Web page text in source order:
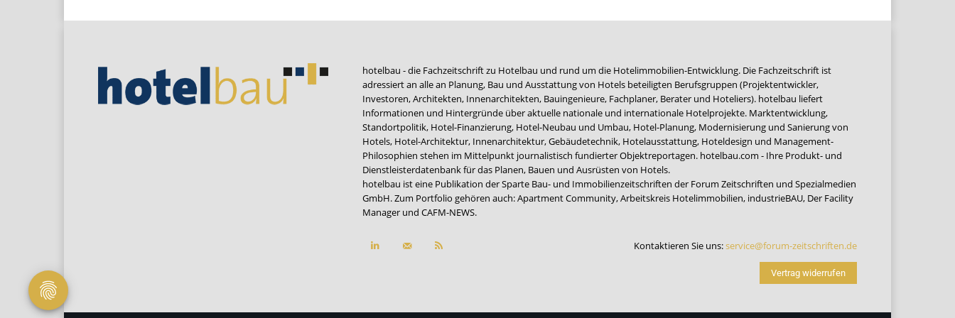
hotelbau - die Fachzeitschrift zu Hotelbau und rund um die Hotelimmobilien-Entwicklung. Die Fachzeitschrift ist
adressiert an alle an Planung, Bau und Ausstattung von Hotels beteiligten Berufsgruppen (Projektentwickler,
Investoren, Architekten, Innenarchitekten, Bauingenieure, Fachplaner, Berater und Hoteliers). hotelbau liefert
Informationen und Hintergründe über aktuelle nationale und internationale Hotelprojekte. Marktentwicklung,
Standortpolitik, Hotel-Finanzierung, Hotel-Neubau und Umbau, Hotel-Planung, Modernisierung und Sanierung von
Hotels, Hotel-Architektur, Innenarchitektur, Gebäudetechnik, Hotelausstattung, Hoteldesign und Management-
Philosophien stehen im Mittelpunkt journalistisch fundierter Objektreportagen. hotelbau.com - Ihre Produkt- und
Dienstleisterdatenbank für das Planen, Bauen und Ausrüsten von Hotels.
hotelbau ist eine Publikation der Sparte Bau- und Immobilienzeitschriften der Forum Zeitschriften und Spezialmedien
GmbH. Zum Portfolio gehören auch:Apartment Community,Arbeitskreis Hotelimmobilien, industrieBAU, Der Facility
Manager und CAFM-NEWS.
Kontaktieren Sie uns:service@forum-zeitschriften.de
Vertrag widerrufen